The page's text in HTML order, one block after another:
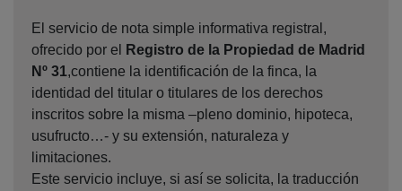
El servicio de nota simple informativa registral,
ofrecido por el
Registro de la Propiedad de Madrid
Nº 31,contiene la identificación de la finca, la
identidad del titular o titulares de los derechos
inscritos sobre la misma –pleno dominio, hipoteca,
usufructo…- y su extensión, naturaleza y
limitaciones.
Este servicio incluye, si así se solicita, la traducción